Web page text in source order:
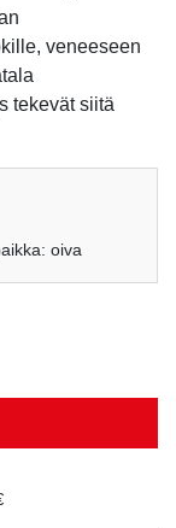
veneeseen
tekevät siitä
oiva